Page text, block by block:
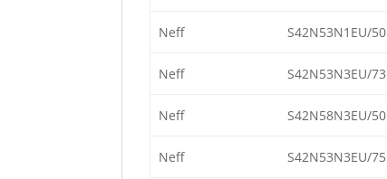
Neff S42N53N1EU/50
Neff S42N53N3EU/73
Neff S42N58N3EU/50
Neff S42N53N3EU/75